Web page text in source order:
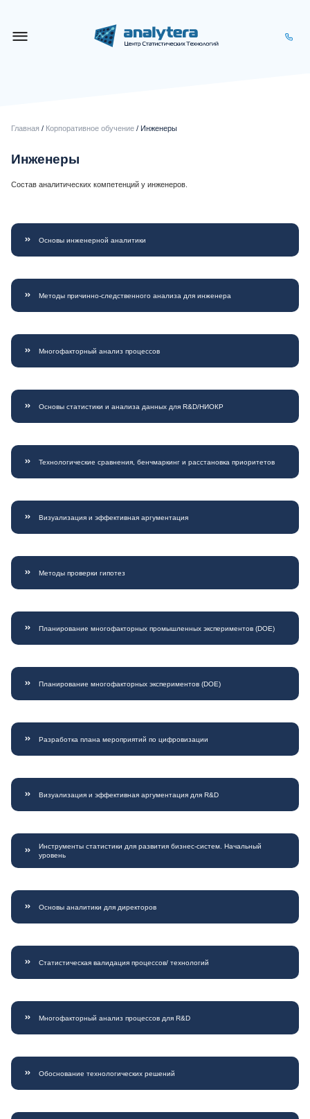
Главная / Корпоративное обучение / Инженеры
Инженеры
Состав аналитических компетенций у инженеров.
Основы инженерной аналитики
Методы причинно-следственного анализа для инженера
Многофакторный анализ процессов
Основы статистики и анализа данных для R&D/НИОКР
Технологические сравнения, бенчмаркинг и расстановка приоритетов
Визуализация и эффективная аргументация
Методы проверки гипотез
Планирование многофакторных промышленных экспериментов (DOE)
Планирование многофакторных экспериментов (DOE)
Разработка плана мероприятий по цифровизации
Визуализация и эффективная аргументация для R&D
Инструменты статистики для развития бизнес-систем. Начальный
уровень
Основы аналитики для директоров
Статистическая валидация процессов/ технологий
Многофакторный анализ процессов для R&D
Обоснование технологических решений